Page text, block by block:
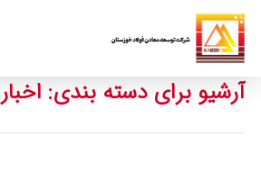
آرشیو برای دسته بندی: اخبار